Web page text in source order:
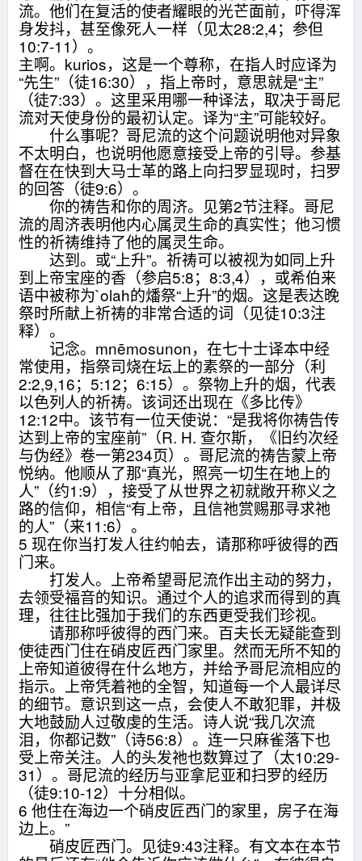
流。他们在复活的使者耀眼的光芒面前，吓得浑
身发抖，甚至像死人一样（见太28:2,4；参但
10:7-11）。
主啊。kurios，这是一个尊称，在指人时应译为
“先生”（徒16:30），指上帝时，意思就是“主”
（徒7:33）。这里采用哪一种译法，取决于哥尼
流对天使身份的最初认定。译为“主”可能较好。
什么事呢？哥尼流的这个问题说明他对异象
不太明白，也说明他愿意接受上帝的引导。参基
督在在快到大马士革的路上向扫罗显现时，扫罗
的回答（徒9:6）。
你的祷告和你的周济。见第2节注释。哥尼
流的周济表明他内心属灵生命的真实性；他习惯
性的祈祷维持了他的属灵生命。
达到。或“上升”。祈祷可以被视为如同上升
到上帝宝座的香（参启5:8；8:3,4），或希伯来
语中被称为`olah的燔祭“上升”的烟。这是表达晚
祭时所献上祈祷的非常合适的词（见徒10:3注
释）。
记念。mnēmosunon，在七十士译本中经
常使用，指祭司烧在坛上的素祭的一部分（利
2:2,9,16；5:12；6:15）。祭物上升的烟，代表
以色列人的祈祷。该词还出现在《多比传》
12:12中。该节有一位天使说：“是我将你祷告传
达到上帝的宝座前”（R. H. 查尔斯，《旧约次经
与伪经》卷一第234页）。哥尼流的祷告蒙上帝
悦纳。他顺从了那“真光，照亮一切生在地上的
人”（约1:9），接受了从世界之初就敞开称义之
路的信仰，相信“有上帝，且信祂赏赐那寻求祂
的人”（来11:6）。
5 现在你当打发人往约帕去，请那称呼彼得的西
门来。
打发人。上帝希望哥尼流作出主动的努力，
去领受福音的知识。通过个人的追求而得到的真
理，往往比强加于我们的东西更受我们珍视。
请那称呼彼得的西门来。百夫长无疑能查到
使徒西门住在硝皮匠西门家里。然而无所不知的
上帝知道彼得在什么地方，并给予哥尼流相应的
指示。上帝凭着祂的全智，知道每一个人最详尽
的细节。意识到这一点，会使人不敢犯罪，并极
大地鼓励人过敬虔的生活。诗人说“我几次流
泪，你都记数”（诗56:8）。连一只麻雀落下也
受上帝关注。人的头发祂也数算过了（太10:29-
31）。哥尼流的经历与亚拿尼亚和扫罗的经历
（徒9:10-12）十分相似。
6 他住在海边一个硝皮匠西门的家里，房子在海
边上。”
硝皮匠西门。见徒9:43注释。有文本在本节